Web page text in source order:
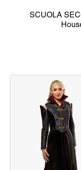
SCUOLA